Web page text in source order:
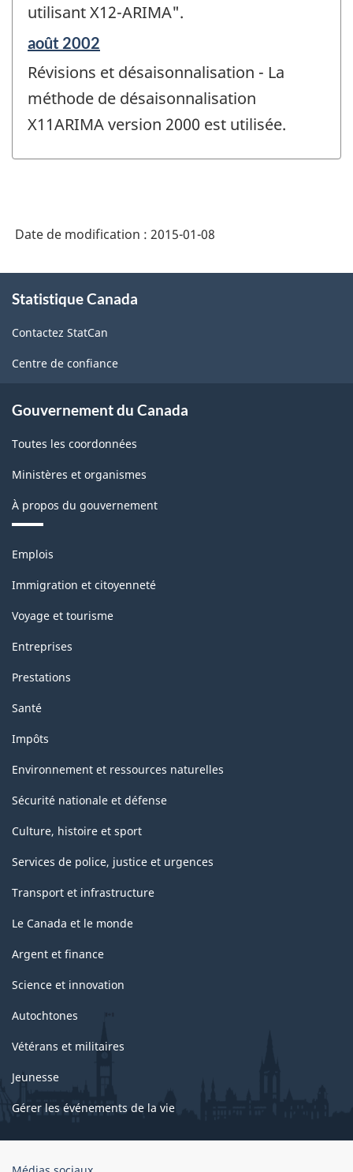
utilisant X12-ARIMA".
Période
référence
de
-
août 2002
Révisions et désaisonnalisation - La
méthode de désaisonnalisation
X11ARIMA version 2000 est utilisée.
Date de modification : 2015-01-08
propos
ce
site
Statistique Canada
Contactez StatCan
Centre de confiance
Gouvernement du Canada
Toutes les coordonnées
Ministères et organismes
À propos du gouvernement
Thèmes
sujets
Emplois
Immigration et citoyenneté
Voyage et tourisme
Entreprises
Prestations
Santé
Impôts
Environnement et ressources naturelles
Sécurité nationale et défense
Culture, histoire et sport
Services de police, justice et urgences
Transport et infrastructure
Le Canada et le monde
Argent et finance
Science et innovation
Autochtones
Vétérans et militaires
Jeunesse
Gérer les événements de la vie
Organisation